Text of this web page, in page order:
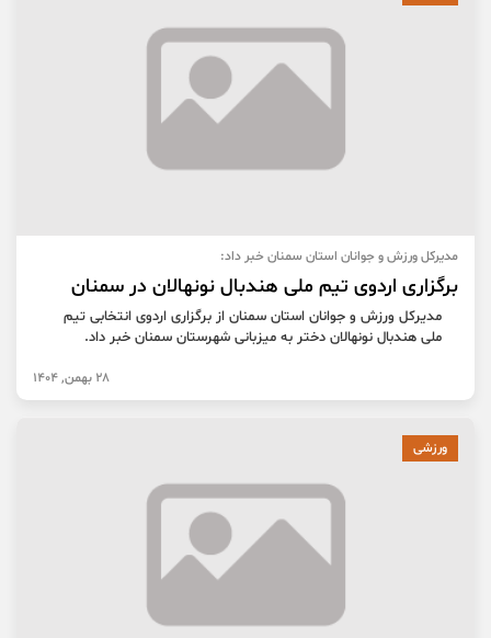
مدیرکل ورزش و جوانان استان سمنان خبر داد:
برگزاری اردوی تیم ملی هندبال نونهالان در سمنان
مدیرکل ورزش و جوانان استان سمنان از برگزاری اردوی انتخابی تیم
ملی هندبال نونهالان دختر به میزبانی شهرستان سمنان خبر داد.
28 بهمن, 1404
ورزشی